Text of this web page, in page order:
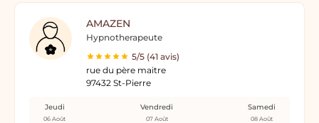
AMAZEN
Hypnotherapeute
5/5 (41 avis)
rue du père maitre
97432 St-Pierre
Jeudi
06 Août
Vendredi
07 Août
Samedi
08 Août